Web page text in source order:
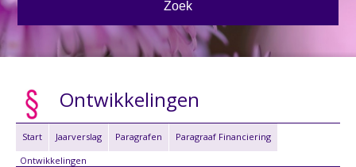
Ontwikkelingen
Start Jaarverslag Paragrafen
Paragraaf Financiering
Ontwikkelingen